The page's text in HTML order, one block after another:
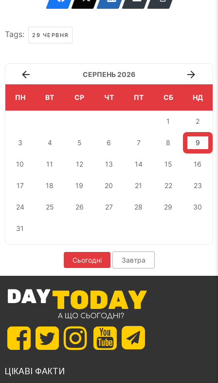
Tags: 29 ЧЕРВНЯ
СЕРПЕНЬ 2026
ПН ВТ СР ЧТ ПТ СБ НД
1 2
3 4 5 6 7 8 9
10 11 12 13 14 15 16
17 18 19 20 21 22 23
24 25 26 27 28 29 30
31
Сьогодні Завтра
ЦІКАВІ ФАКТИ